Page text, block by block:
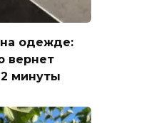
на одежде:
вернет
минуты